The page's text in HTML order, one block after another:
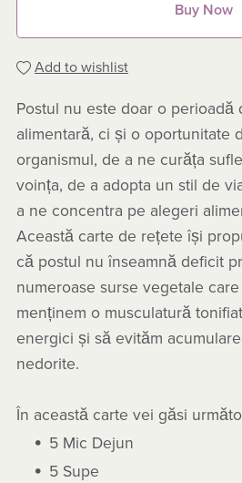
Buy Now
Add to wishlist
Postul nu este doar o perioadă
alimentară, ci și o oportunitate
organismul, de a ne curăța
voința, de a adopta un stil de
a ne concentra pe alegeri
Această carte de rețete își
că postul nu înseamnă deficit
numeroase surse vegetale
menținem o musculatură
energici și să evităm
nedorite.
În această carte vei găsi
5 Mic Dejun
5 Supe